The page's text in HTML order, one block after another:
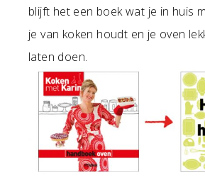
blijft het een boek wat je in huis
je van koken houdt en je oven
laten doen.